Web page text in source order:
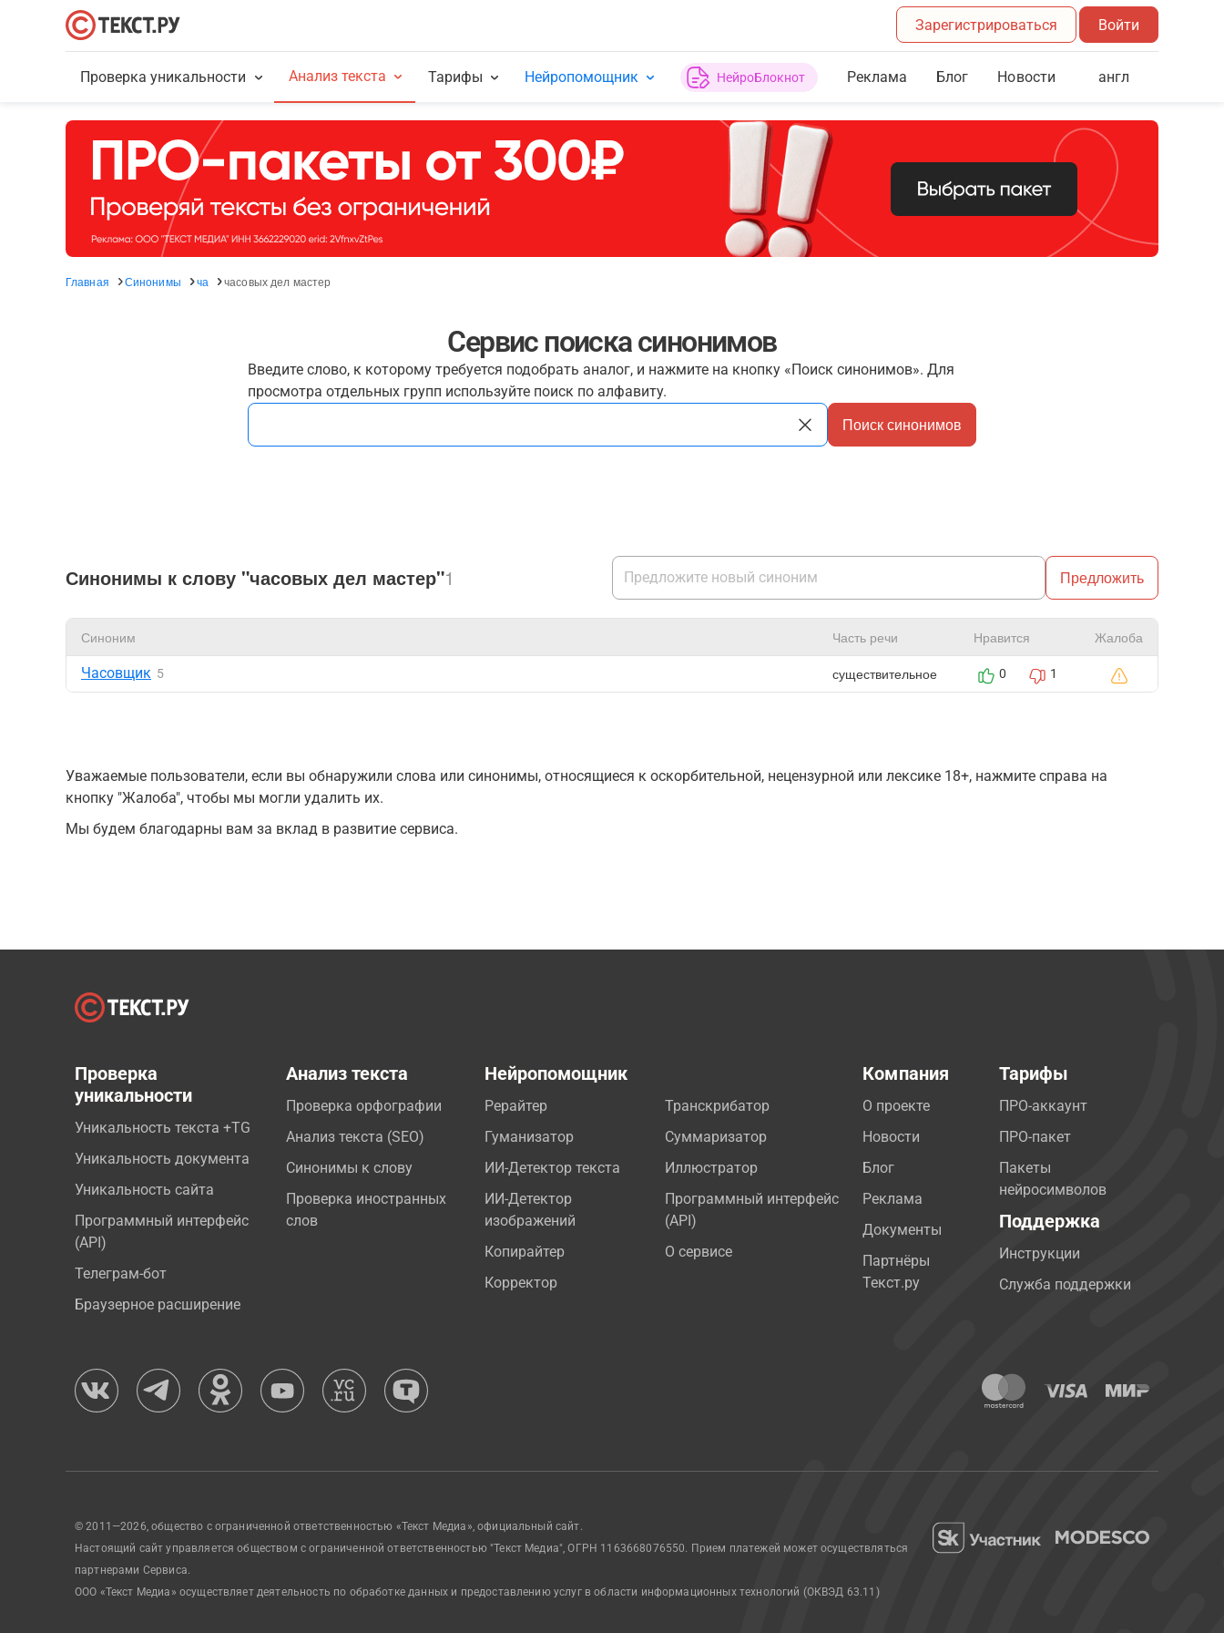
Зарегистрироваться Войти
Проверка уникальности Анализ текста Тарифы Нейропомощник НейроБлокнот Реклама Блог Новости англ
Главная Синонимы ча часовых дел мастер
Сервис поиска синонимов
Введите слово, к которому требуется подобрать аналог, и нажмите на кнопку «Поиск синонимов». Для
просмотра отдельных групп используйте поиск по алфавиту.
Поиск синонимов
Синонимы к слову "часовых дел мастер"1 Предложить
Синоним Часть речи Нравится Жалоба
Часовщик 5 существительное 0 1
Уважаемые пользователи, если вы обнаружили слова или синонимы, относящиеся к оскорбительной, нецензурной или лексике 18+, нажмите справа на
кнопку "Жалоба", чтобы мы могли удалить их.
Мы будем благодарны вам за вклад в развитие сервиса.
Проверка
уникальности
Уникальность текста +TG
Уникальность документа
Уникальность сайта
Программный интерфейс
(API)
Телеграм-бот
Браузерное расширение
Анализ текста
Проверка орфографии
Анализ текста (SEO)
Синонимы к слову
Проверка иностранных
слов
Нейропомощник
Рерайтер
Гуманизатор
ИИ-Детектор текста
ИИ-Детектор
изображений
Копирайтер
Корректор
Транскрибатор
Суммаризатор
Иллюстратор
Программный интерфейс
(API)
О сервисе
Компания
О проекте
Новости
Блог
Реклама
Документы
Партнёры
Текст.ру
Тарифы
ПРО-аккаунт
ПРО-пакет
Пакеты
нейросимволов
Поддержка
Инструкции
Служба поддержки
© 2011—2026, общество с ограниченной ответственностью «Текст Медиа», официальный сайт.
Настоящий сайт управляется обществом с ограниченной ответственностью "Текст Медиа", ОГРН 1163668076550. Прием платежей может осуществляться
партнерами Сервиса.
ООО «Текст Медиа» осуществляет деятельность по обработке данных и предоставлению услуг в области информационных технологий (ОКВЭД 63.11)